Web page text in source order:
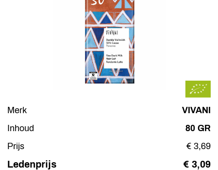
Merk
VIVANI
Inhoud
80 GR
Prijs
€ 3,69
Ledenprijs € 3,09